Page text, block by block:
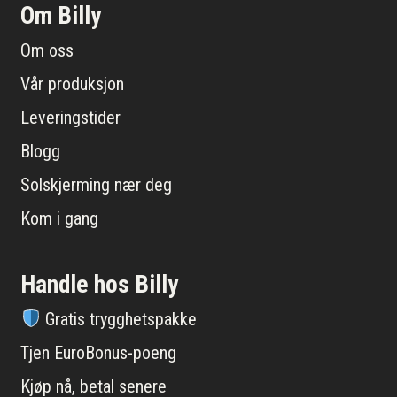
Om Billy
Om oss
Vår produksjon
Leveringstider
Blogg
Solskjerming nær deg
Kom i gang
Handle hos Billy
Gratis trygghetspakke
Tjen EuroBonus-poeng
Kjøp nå, betal senere